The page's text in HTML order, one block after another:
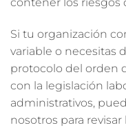
contener los riesgos
Si tu organización
variable o necesitas
protocolo del orden
con la legislación
administrativos,
nosotros para